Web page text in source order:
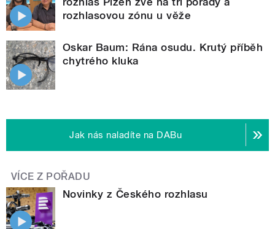
rozhlasovou zónu u věže
Oskar Baum: Rána osudu. Krutý příběh
chytrého kluka
Jak nás naladíte na DABu
VÍCE Z POŘADU
Novinky z Českého rozhlasu